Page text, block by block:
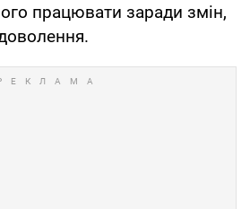
працювати заради змін,